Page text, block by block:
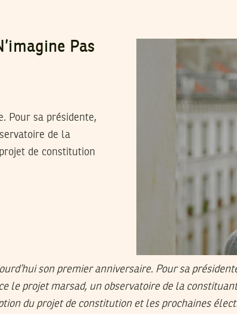
Pas
Pour sa présidente,
de la
de constitution
son premier anniversaire. Pour sa
le projet marsad, un observatoire de la
du projet de constitution et les prochaines